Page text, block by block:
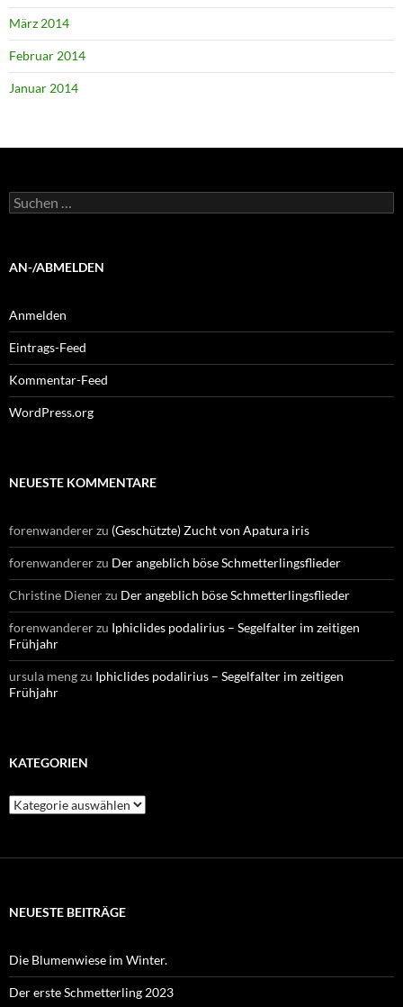
März 2014
Februar 2014
Januar 2014
Suchen
nach:
AN-/ABMELDEN
Anmelden
Eintrags-Feed
Kommentar-Feed
WordPress.org
NEUESTE KOMMENTARE
forenwandererzu (Geschützte) Zucht von Apatura iris
forenwandererzu Der angeblich böse Schmetterlingsflieder
Christine Dienerzu Der angeblich böse Schmetterlingsflieder
forenwandererzu Iphiclides podalirius – Segelfalter im zeitigen
Frühjahr
ursula mengzu Iphiclides podalirius – Segelfalter im zeitigen
Frühjahr
KATEGORIEN
Kategorien
NEUESTE BEITRÄGE
Die Blumenwiese im Winter.
Der erste Schmetterling 2023